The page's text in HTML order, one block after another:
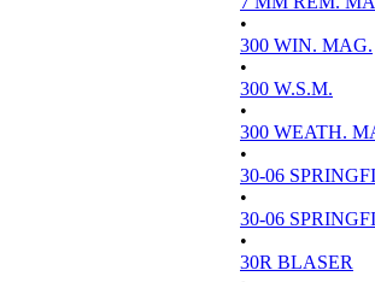
•
300 WIN. MAG.
•
300 W.S.M.
•
300 WEATH.
•
30-06
•
30-06
•
30R BLASER